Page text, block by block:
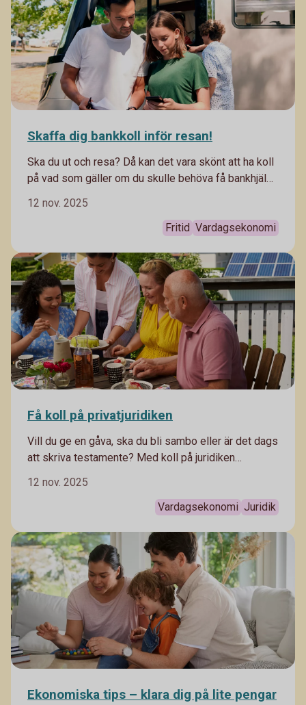
Skaffa dig bankkoll inför resan!
Ska du ut och resa? Då kan det vara skönt att ha koll
på vad som gäller om du skulle behöva få bankhjälp
12 nov. 2025
Fritid Vardagsekonomi
Få koll på privatjuridiken
Vill du ge en gåva, ska du bli sambo eller är det dags
att skriva testamente? Med koll på juridiken
privatjuridiska områdena som är viktiga att känna till.
12 nov. 2025
Vardagsekonomi Juridik
Ekonomiska tips – klara dig på lite pengar